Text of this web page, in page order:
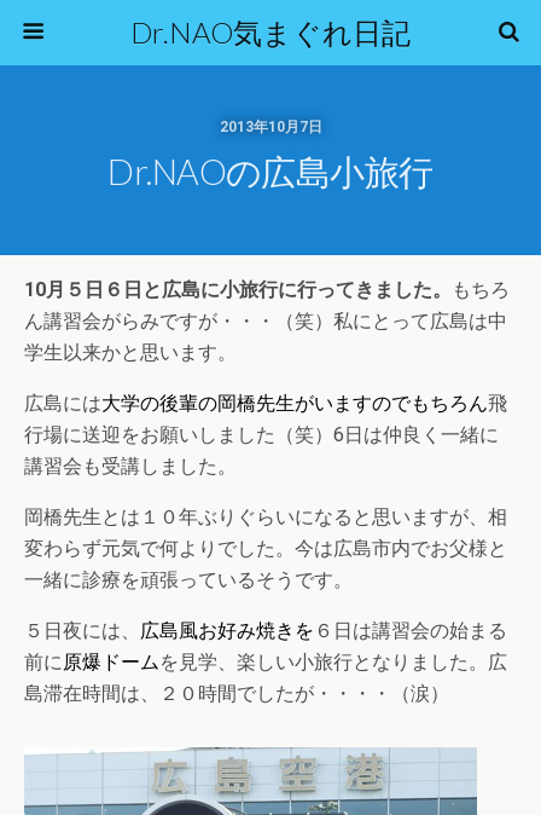
Dr.NAO気まぐれ日記
2013年10月7日
Dr.NAOの広島小旅行
10月５日６日と広島に小旅行に行ってきました。
もちろ
ん講習会がらみですが・・・（笑）私にとって広島は中
学生以来かと思います。
広島には大学の後輩の岡橋先生がいますのでもちろん飛
行場に送迎をお願いしました（笑）6日は仲良く一緒に
講習会も受講しました。
岡橋先生とは１０年ぶりぐらいになると思いますが、相
変わらず元気で何よりでした。今は広島市内でお父様と
一緒に診療を頑張っているそうです。
５日夜には、 広島風お好み焼きを ６日は講習会の始まる
前に原爆ドームを見学、楽しい小旅行となりました。広
島滞在時間は、２０時間でしたが・・・・（涙）